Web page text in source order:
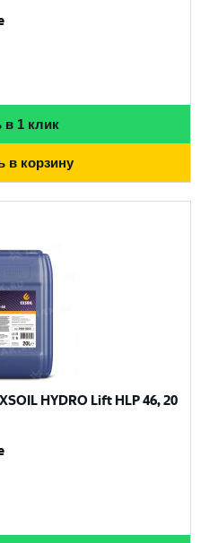
в 1 клик
в корзину
HYDRO Lift HLP 46, 20